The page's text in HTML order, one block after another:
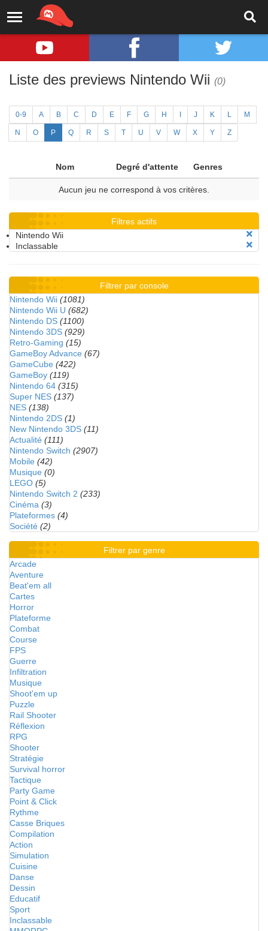
Liste des previews Nintendo Wii (0)
0-9 A B C D E F G H J K L M
N O P Q R S T U V W X Y Z
Nom Degré d'attente Genres
Aucun jeu ne correspond à vos critères.
Filtres actifs
Nintendo Wii
Inclassable
Filtrer par console
Nintendo Wii (1081)
Nintendo Wii U (682)
Nintendo DS (1100)
Nintendo 3DS (929)
Retro-Gaming (15)
GameBoy Advance (67)
GameCube (422)
GameBoy (119)
Nintendo 64 (315)
Super NES (137)
NES (138)
Nintendo 2DS (1)
New Nintendo 3DS (11)
Actualité (111)
Nintendo Switch (2907)
Mobile (42)
Musique (0)
LEGO (5)
Nintendo Switch 2 (233)
Cinéma (3)
Plateformes (4)
Société (2)
Filtrer par genre
Arcade
Aventure
Beat'em all
Cartes
Horror
Plateforme
Combat
Course
FPS
Guerre
Infiltration
Musique
Shoot'em up
Puzzle
Rail Shooter
Réflexion
RPG
Shooter
Stratégie
Survival horror
Tactique
Party Game
Point & Click
Rythme
Casse Briques
Compilation
Action
Simulation
Cuisine
Danse
Dessin
Educatif
Sport
Inclassable